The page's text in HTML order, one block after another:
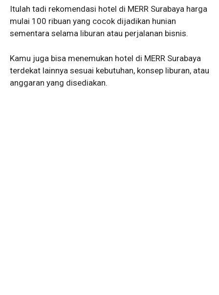
Itulah tadi rekomendasi hotel di MERR Surabaya harga
mulai 100 ribuan yang cocok dijadikan hunian
sementara selama liburan atau perjalanan bisnis.
Kamu juga bisa menemukan hotel di MERR Surabaya
terdekat lainnya sesuai kebutuhan, konsep liburan, atau
anggaran yang disediakan.